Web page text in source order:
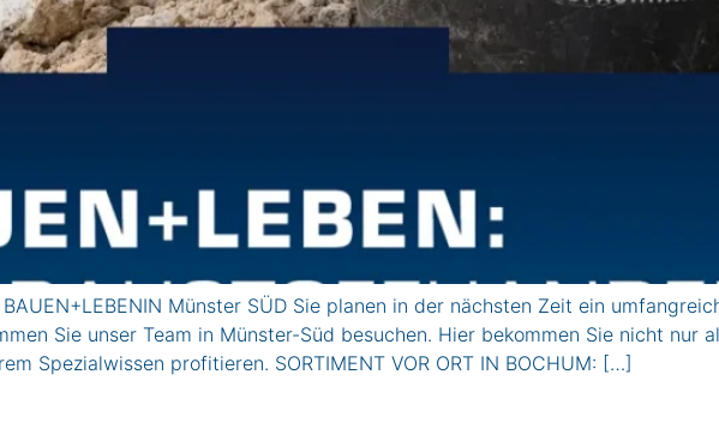
Münster SÜD Sie planen in der nächsten Zeit ein
Sie unser Team in Münster-Süd besuchen. Hier bekommen Sie nicht nur
Spezialwissen profitieren. SORTIMENT VOR ORT IN BOCHUM: […]